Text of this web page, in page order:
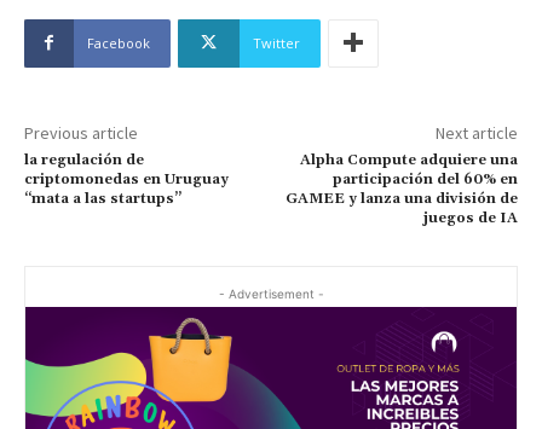
Facebook Twitter
Previous article
la regulación de
criptomonedas en Uruguay
“mata a las startups”
Next article
Alpha Compute adquiere una
participación del 60% en
GAMEE y lanza una división de
juegos de IA
- Advertisement -